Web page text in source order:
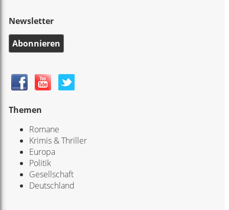
Newsletter
Abonnieren
Themen
Romane
Krimis & Thriller
Europa
Politik
Gesellschaft
Deutschland